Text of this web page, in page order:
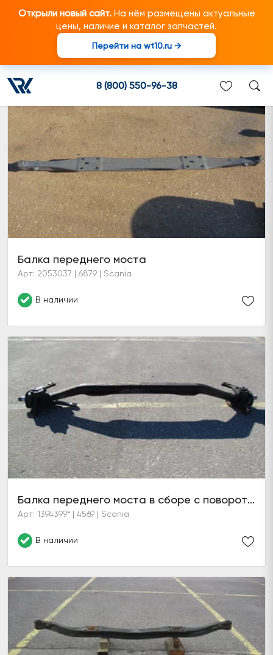
Открыли новый сайт.На нём размещены актуальные
цены, наличие и каталог запчастей.
Перейти на wt10.ru →
8 (800) 550-96-38
Балка переднего моста
Балка переднего моста
Арт: 2053037 | 6879 | Scania
В наличии
Балка переднего моста в сборе с поворотными кулаками AM740
Арт: 1394399* | 4569 | Scania
В наличии